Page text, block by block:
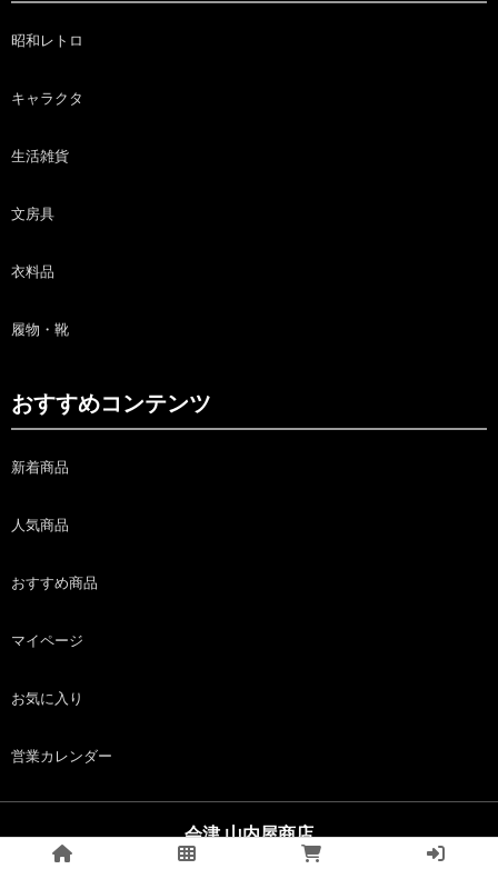
昭和レトロ
キャラクタ
生活雑貨
文房具
衣料品
履物・靴
おすすめコンテンツ
新着商品
人気商品
おすすめ商品
マイページ
お気に入り
営業カレンダー
会津 山内屋商店